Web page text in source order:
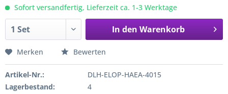
Sofort versandfertig, Lieferzeit ca. 1-3 Werktage
In den Warenkorb
Merken Bewerten
Artikel-Nr.:
DLH-ELOP-HAEA-4015
Lagerbestand:
4